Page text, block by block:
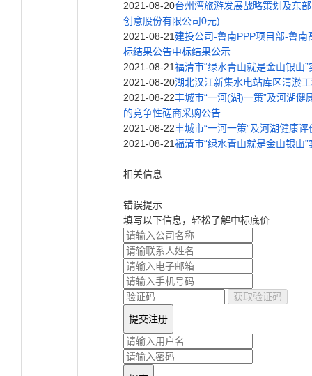
2021-08-20台州湾旅游发展战略策划及东
创意股份有限公司0元)
2021-08-21建投公司-鲁南PPP项目部-鲁
标结果公告中标结果公示
2021-08-21福清市“绿水青山就是金山银山
2021-08-20湖北汉江新集水电站库区清淤
2021-08-22丰城市“一河(湖)一策”及河湖健
的竞争性磋商采购公告
2021-08-22丰城市“一河一策”及河湖健康评
2021-08-21福清市“绿水青山就是金山银山
相关信息
错误提示
填写以下信息， 轻松了解中标底价
获取验证码